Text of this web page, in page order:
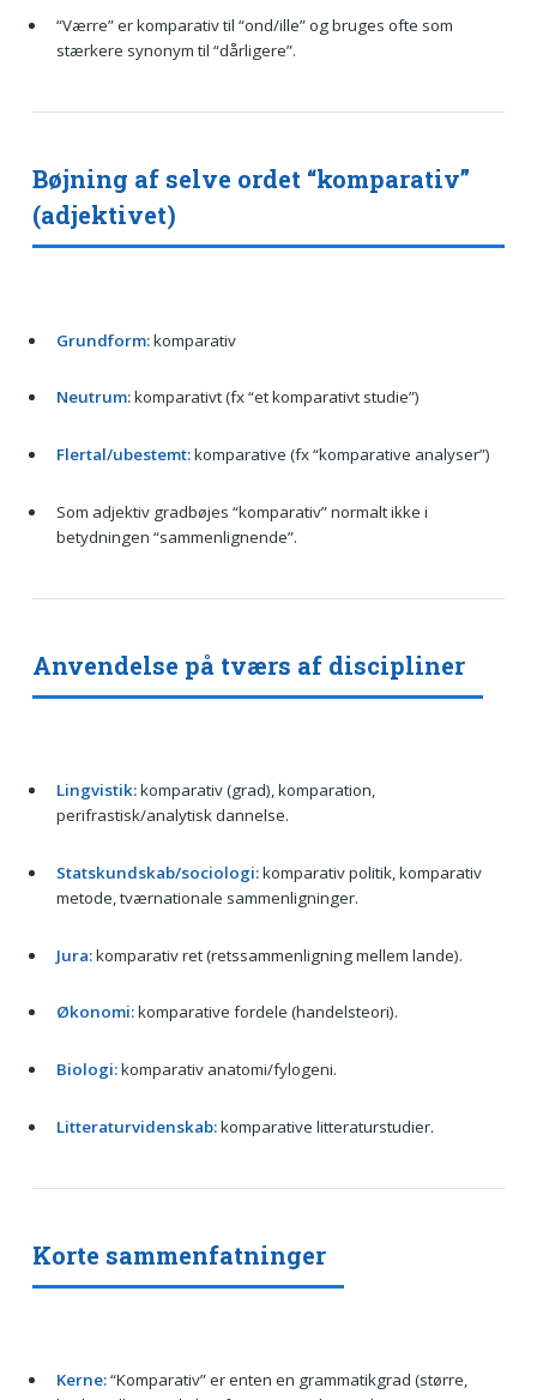
“Værre” er komparativ til “ond/ille” og bruges ofte som
stærkere synonym til “dårligere”.
Bøjning af selve ordet “komparativ”
(adjektivet)
Grundform:komparativ
Neutrum:komparativt (fx “et komparativt studie”)
Flertal/ubestemt:komparative (fx “komparative analyser”)
Som adjektiv gradbøjes “komparativ” normalt ikke i
betydningen “sammenlignende”.
Anvendelse på tværs af discipliner
Lingvistik:komparativ (grad), komparation,
perifrastisk/analytisk dannelse.
Statskundskab/sociologi:komparativ politik, komparativ
metode, tværnationale sammenligninger.
Jura:komparativ ret (retssammenligning mellem lande).
Økonomi:komparative fordele (handelsteori).
Biologi:komparativ anatomi/fylogeni.
Litteraturvidenskab:komparative litteraturstudier.
Korte sammenfatninger
Kerne:“Komparativ” er enten en grammatikgrad (større,